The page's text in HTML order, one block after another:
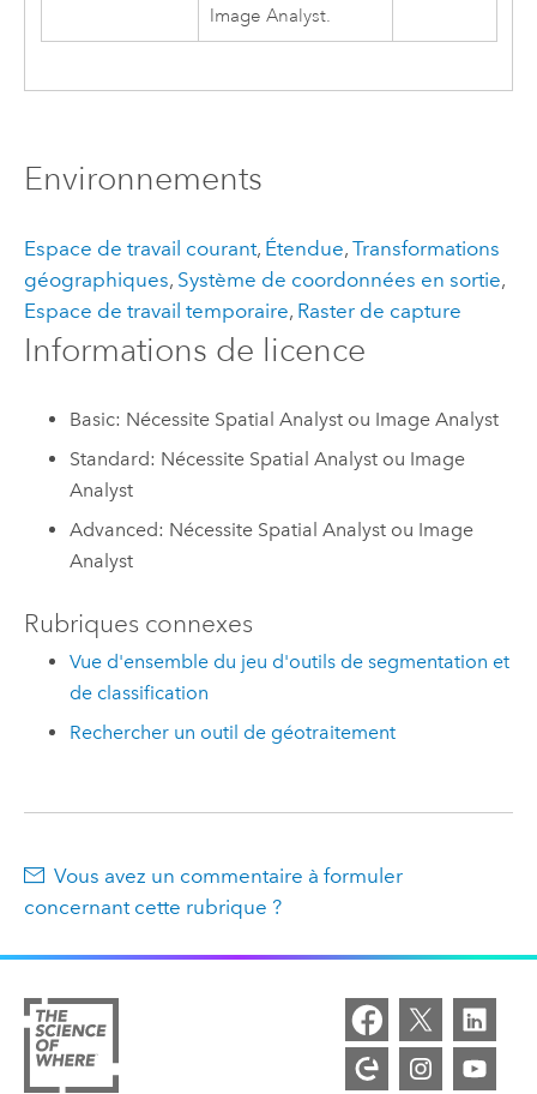
Image Analyst.
Environnements
Espace de travail courant, Étendue, Transformations
géographiques, Système de coordonnées en sortie,
Espace de travail temporaire, Raster de capture
Informations de licence
Basic: Nécessite Spatial Analyst ou Image Analyst
Standard: Nécessite Spatial Analyst ou Image
Analyst
Advanced: Nécessite Spatial Analyst ou Image
Analyst
Rubriques connexes
Vue d'ensemble du jeu d'outils de segmentation et
de classification
Rechercher un outil de géotraitement
Vous avez un commentaire à formuler
concernant cette rubrique ?